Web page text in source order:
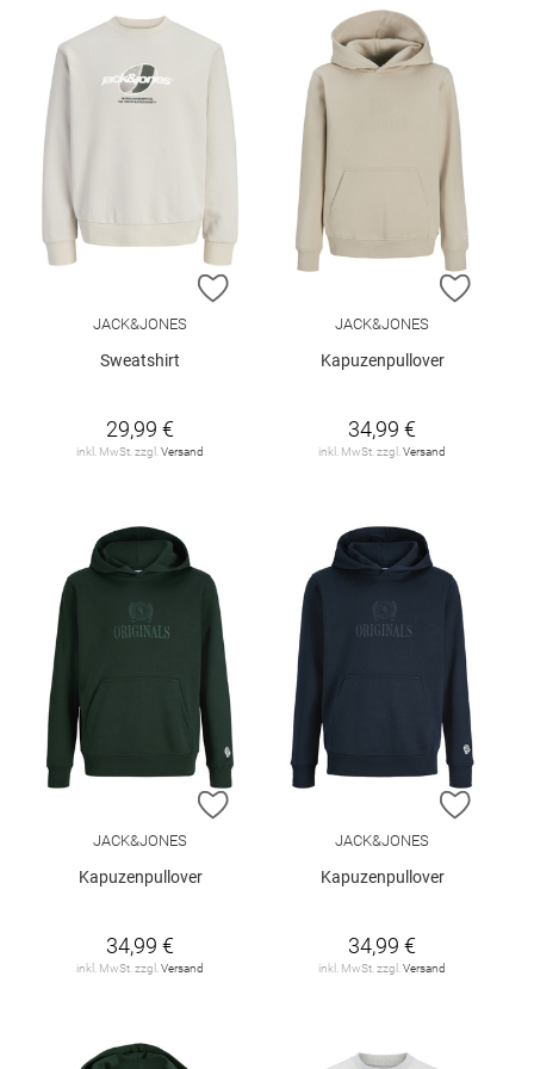
ZUR WUNSCHLISTE HINZUFÜGEN
JACK&JONES
Sweatshirt
29,99 €
inkl. MwSt. zzgl. Versand
ZUR
JACK&JONES
Kapuzenpullover
34,99 €
inkl. MwSt. zzgl. Versand
ZUR WUNSCHLISTE HINZUFÜGEN
JACK&JONES
Kapuzenpullover
34,99 €
inkl. MwSt. zzgl. Versand
ZUR
JACK&JONES
Kapuzenpullover
34,99 €
inkl. MwSt. zzgl. Versand